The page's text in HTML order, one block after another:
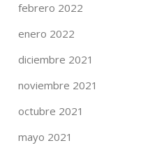
febrero 2022
enero 2022
diciembre 2021
noviembre 2021
octubre 2021
mayo 2021